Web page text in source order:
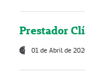
Prestador
01 de Abril de